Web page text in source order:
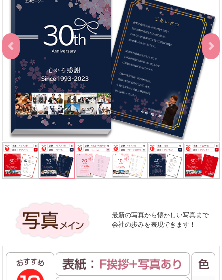
最新の写真から懐かしい写真まで
会社の歩みを表現できます！